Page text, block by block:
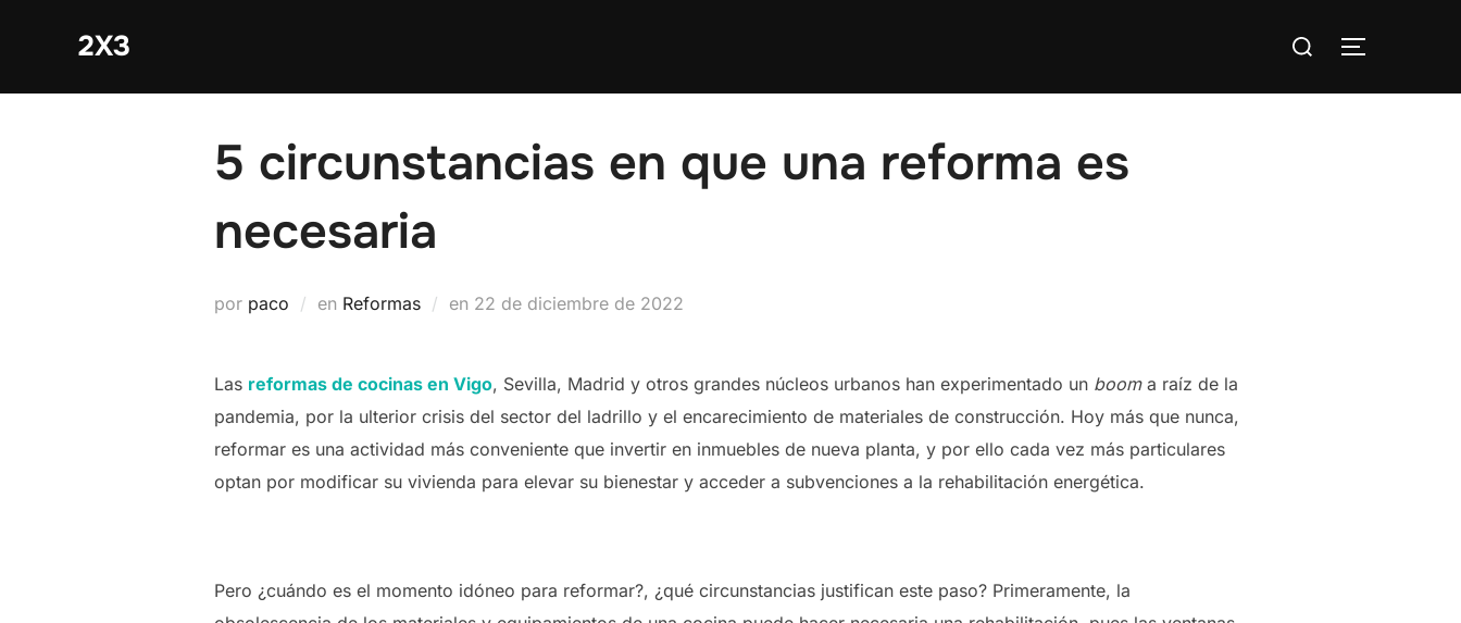
2X3
Buscar:
5 circunstancias en que una reforma es
necesaria
por paco en Reformas en Publicado
22 de diciembre de 2022
Las reformas de cocinas en Vigo, Sevilla, Madrid y otros grandes núcleos urbanos han experimentado un booma raíz de la
pandemia, por la ulterior crisis del sector del ladrillo y el encarecimiento de materiales de construcción. Hoy más que nunca,
reformar es una actividad más conveniente que invertir en inmuebles de nueva planta, y por ello cada vez más particulares
optan por modificar su vivienda para elevar su bienestar y acceder a subvenciones a la rehabilitación energética.
Pero ¿cuándo es el momento idóneo para reformar?, ¿qué circunstancias justifican este paso? Primeramente, la